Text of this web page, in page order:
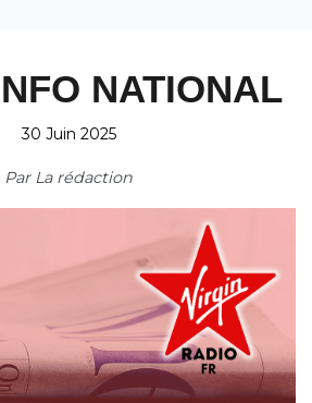
NATIONAL
30 Juin 2025
Par La rédaction